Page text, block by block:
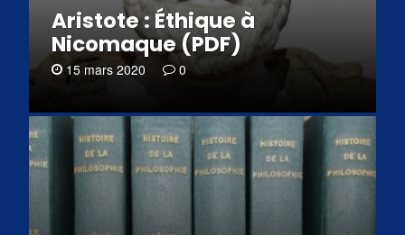
Aristote : Éthique à
Nicomaque (PDF)
15 mars 2020 0